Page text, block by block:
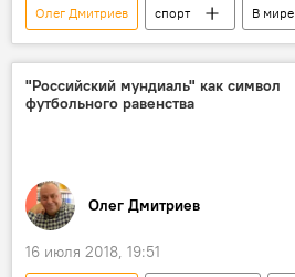
Олег Дмитриев спорт
В мире
Колумнисты
Казахстан
Азербайджан
Молдова
футбол
Россия
"Российский мундиаль" как символ
футбольного равенства
Олег Дмитриев
16 июля 2018, 19:51